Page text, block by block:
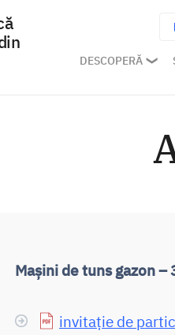
DESCOPERĂ
Mașini de tuns gazon
invitație de